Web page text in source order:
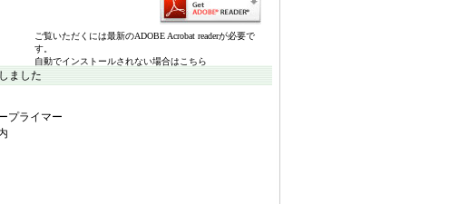
ご覧いただくには最新のADOBE Acrobat readerが必要で
す。
自動でインストールされない場合はこちら
ました
プライマー